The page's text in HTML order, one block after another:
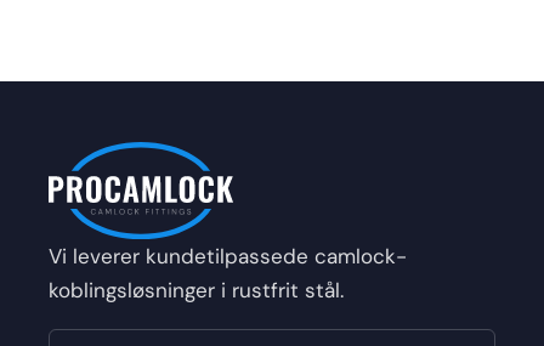
Vi leverer kundetilpassede camlock-
koblingsløsninger i rustfrit stål.